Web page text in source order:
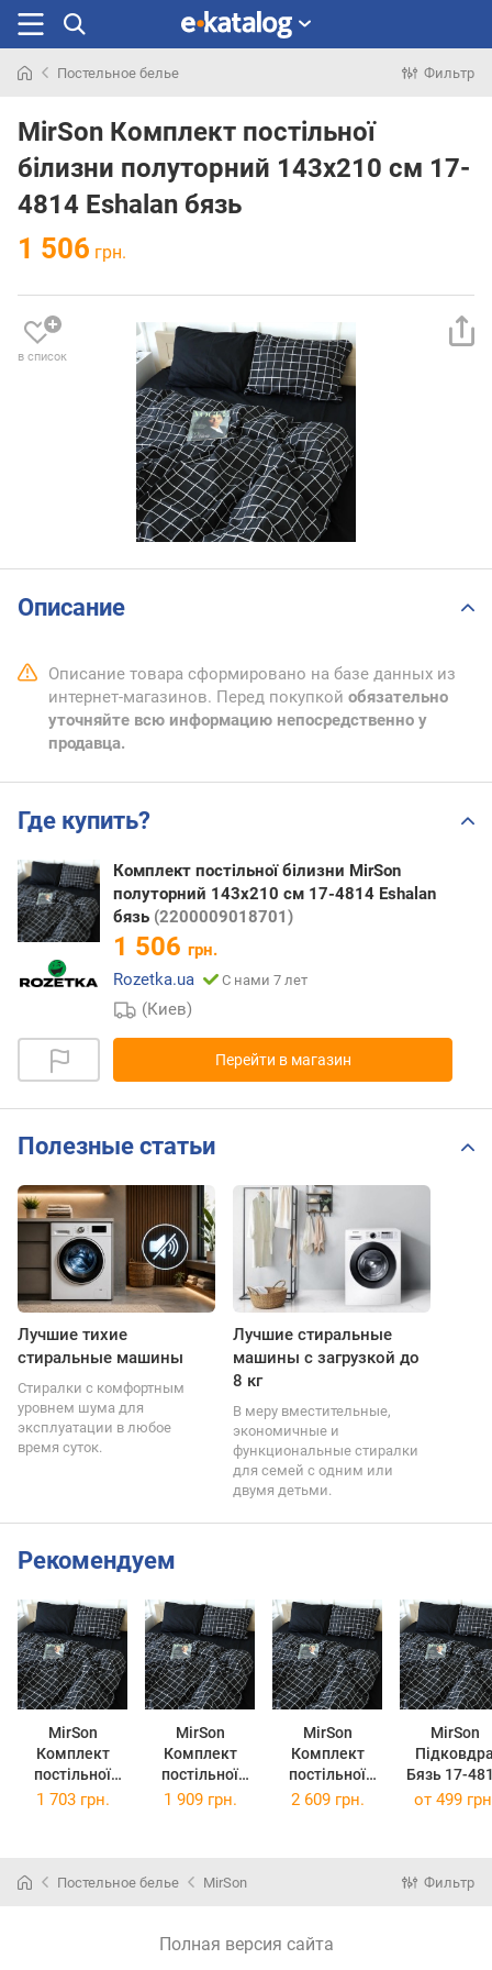
раньше
Постельное белье Фильтр
MirSon Комплект постільної
білизни полуторний 143x210 см 17-
4814 Eshalan бязь
1 506 грн.
в список
Описание
Описание товара сформировано на базе данных из
интернет-магазинов. Перед покупкой обязательно
уточняйте всю информацию непосредственно у
продавца.
Где купить?
Комплект постільної білизни MirSon
полуторний 143x210 см 17-4814 Eshalan
бязь (2200009018701)
1 506 грн.
Rozetka.ua
С нами 7 лет
(Киев)
Перейти в магазин
Полезные статьи
Лучшие тихие
стиральные машины
Стиралки с комфортным
уровнем шума для
эксплуатации в любое
время суток.
Лучшие стиральные
машины с загрузкой до
8 кг
В меру вместительные,
экономичные и
функциональные стиралки
для семей с одним или
двумя детьми.
Рекомендуем
MirSon
Комплект
постільної
білизни
бязь
MirSon
Комплект
постільної
білизни євро
MirSon
Комплект
постільної
білизни
MirSon
Бязь 17-
Eshalan
1 703 грн. 1 909 грн. 2 609 грн. от 499
Постельное белье MirSon Фильтр
Полная версия сайта